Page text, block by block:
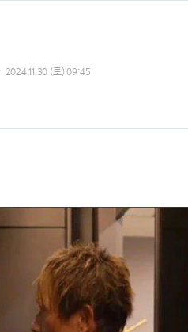
2024.11.30 (토) 09:45